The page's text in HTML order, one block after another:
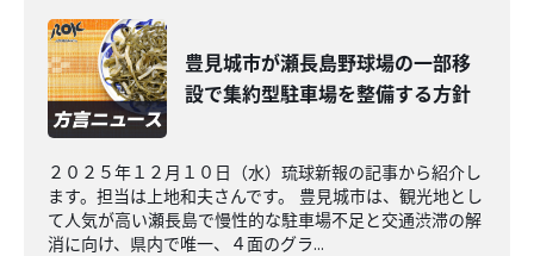
豊見城市が瀬長島野球場の一部移
設で集約型駐車場を整備する方針
２０２５年１２月１０日（水）琉球新報の記事から紹介し
ます。担当は上地和夫さんです。 豊見城市は、観光地とし
て人気が高い瀬長島で慢性的な駐車場不足と交通渋滞の解
消に向け、県内で唯一、４面のグラ...